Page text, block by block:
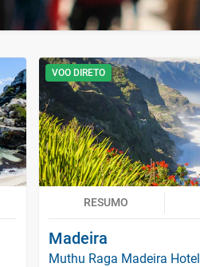
VOO DIRETO
RESUMO
Madeira
Muthu Raga Madeira Hotel